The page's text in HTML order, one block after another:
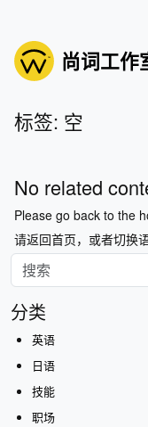
尚词工作
标签: 空
No related
Please go back to the
请返回首页，或者切换
分类
英语
日语
技能
职场